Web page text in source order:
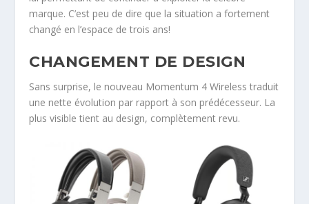
marque. C’est peu de dire que la situation a fortement
changé en l’espace de trois ans!
CHANGEMENT DE DESIGN
Sans surprise, le nouveau Momentum 4 Wireless traduit
une nette évolution par rapport à son prédécesseur. La
plus visible tient au design, complètement revu.